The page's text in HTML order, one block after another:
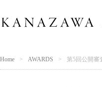
Home AWARDS 第5回公開審